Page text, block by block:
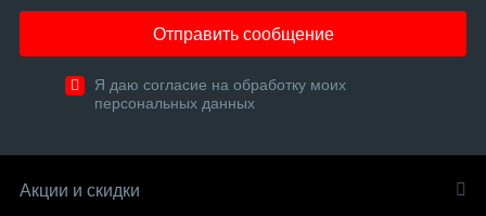
Отправить сообщение
Я даю согласие на обработку моих
персональных данных
Акции и скидки